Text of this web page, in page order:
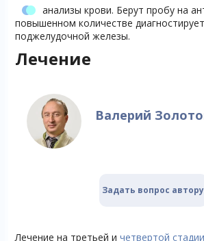
анализы крови. Берут пробу на
повышенном количестве
поджелудочной железы.
Лечение
Валерий
Задать вопрос автору
Лечение на третьей и четвертой